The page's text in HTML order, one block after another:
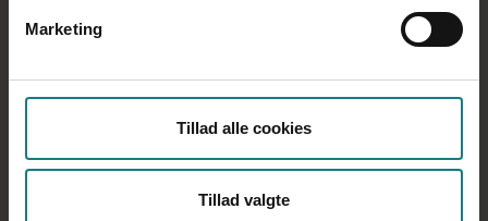
Marketing
Tillad alle cookies
Tillad valgte
Hovedbestyrelsesmedlemmer Midtjylland
Kongresdelegerede Midtjylland
Sagsbehandlere